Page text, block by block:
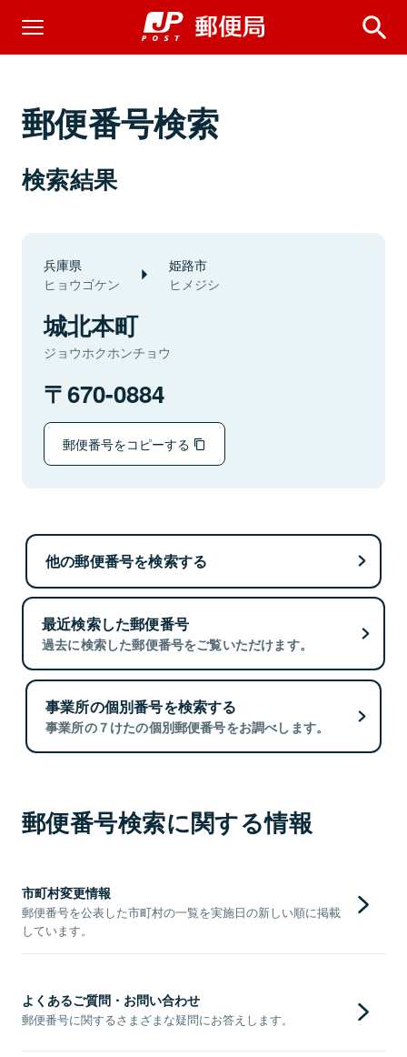
郵便番号検索
検索結果
兵庫県
ヒョウゴケン
姫路市
ヒメジシ
城北本町
ジョウホクホンチョウ
670-0884
郵便番号をコピーする
他の郵便番号を検索する
最近検索した郵便番号
過去に検索した郵便番号をご覧いただけます。
事業所の個別番号を検索する
事業所の７けたの個別郵便番号をお調べします。
郵便番号検索に関する情報
市町村変更情報
郵便番号を公表した市町村の一覧を実施日の新しい順に掲載
しています。
よくあるご質問・お問い合わせ
郵便番号に関するさまざまな疑問にお答えします。